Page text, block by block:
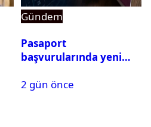
Gündem
Pasaport
başvurularında yeni
2 gün önce